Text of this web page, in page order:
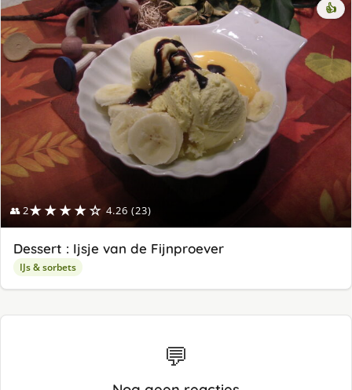
👥 2★★★★☆ 4.26 (23)
👍
Dessert : Ijsje van de Fijnproever
IJs & sorbets
💬